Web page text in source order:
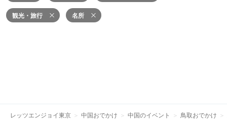
観光・旅行 名所
レッツエンジョイ東京 中国おでかけ 中国のイベント 鳥取おでかけ